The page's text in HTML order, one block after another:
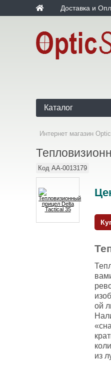
Доставка и
Каталог
Интернет магазин
Код AA-0013179
ой
из